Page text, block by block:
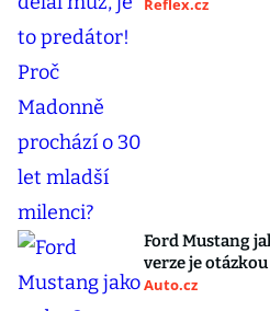
Reflex.cz
Ford Mustang
verze je otázkou
Auto.cz